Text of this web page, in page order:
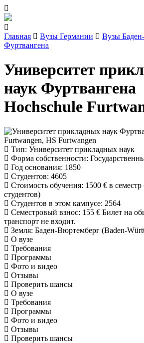
Главная Вузы Германии Вузы
Фуртвангена
Университет
наук Фуртвангена
Hochschule
Тип: Университет прикладных наук
Форма собственности:
Год основания: 1850
Студентов: 4605
Стоимость обучения: 1500 € в
студентов)
Студентов в этом кампусе: 2564
Семестровый взнос: 155 € Билет на
транспорт не входит.
Земля: Баден-Вюртемберг (Baden-
О вузе
Требования
Программы
Фото и видео
Отзывы
Проверить шансы
О вузе
Требования
Программы
Фото и видео
Отзывы
Проверить шансы